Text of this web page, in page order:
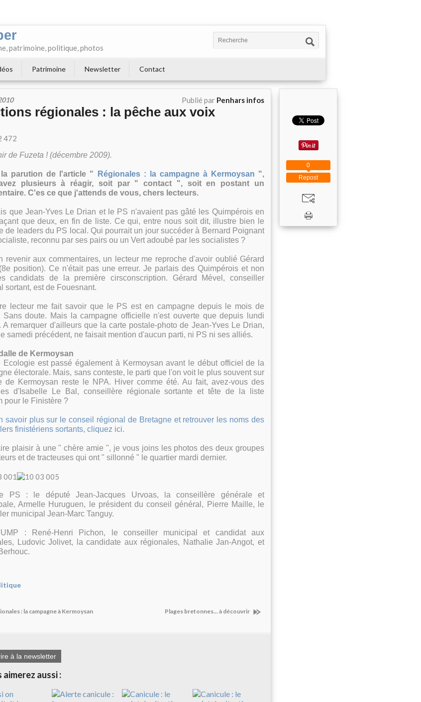
patrimoine, politique, photos
Patrimoine Newsletter Contact
Publié par Penhars infos
régionales : la pêche aux voix
de Fuzeta ! (décembre 2009).
parution de l'article " Régionales : la campagne à Kermoysan ",
plusieurs à réagir, soit par " contact ", soit en postant un
C'es ce que j'attends de vous, chers lecteurs.
que Jean-Yves Le Drian et le PS n'avaient pas gâté les Quimpérois en
que deux, en fin de liste. Ce qui, entre nous soit dit, illustre bien le
de leaders du PS local. Qui pourrait un jour succéder à Bernard Poignant
reconnu par ses pairs ou un Vert adoubé par les socialistes ?
revenir aux commentaires, un lecteur me reproche d'avoir oublié Gérard
position). Ce n'était pas une erreur. Je parlais des Quimpérois et non
candidats de la première cirsconscription. Gérard Mével, conseiller
sortant, est de Fouesnant.
lecteur me fait savoir que le PS est en campagne depuis le mois de
Sans doute. Mais la campagne officielle n'est ouverte que depuis lundi
A remarquer d'ailleurs que la carte postale-photo de Jean-Yves Le Drian,
samedi précédent, ne faisait mention d'aucun parti, ni PS ni ses alliés.
de Kermoysan
Ecologie est passé également à Kermoysan avant le début officiel de la
électorale. Mais, sans conteste, le parti que l'on voit le plus souvent sur
de Kermoysan reste le NPA. Hiver comme été. Au fait, avez-vous des
d'Isabelle Le Bal, conseillère régionale sortante et tête de la liste
pour le Finistère ?
savoir plus sur le conseil régional de Bretagne et retrouver les noms des
finistériens sortants, cliquez ici.
plaisir à une " chère amie ", je vous joins les photos des deux groupes
et de tracteuses qui ont " sillonné " le quartier mardi dernier.
PS : le député Jean-Jacques Urvoas, la conseillère générale et
Armelle Huruguen, le président du conseil général, Pierre Maille, le
municipal Jean-Marc Tanguy.
: René-Henri Pichon, le conseiller municipal et candidat aux
Ludovic Jolivet, la candidate aux régionales, Nathalie Jan-Angot, et
: la campagne à Kermoysan Plages bretonnes... à découvrir
à la newsletter
aimerez aussi :
Repost
0